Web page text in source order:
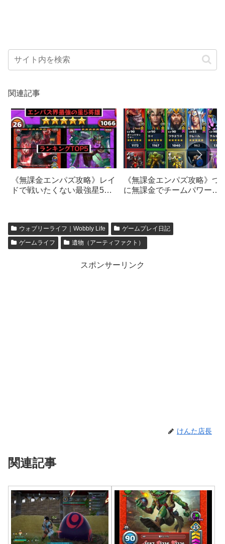
関連記事
《無課金エンパズ攻略》レイ
ドで戦いたくない最強星5英
《無課金エンパズ攻略》つ
に無課金でチームパワー
ウォブリーライフ｜Wobbly Life
ゲームプレイ日記
ゲームライフ
遺物（アーティファクト）
スポンサーリンク
けんた店長
関連記事